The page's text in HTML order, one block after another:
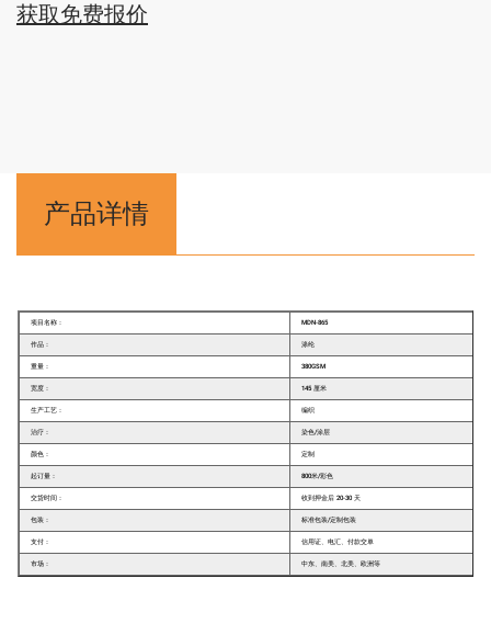
获取免费报价
产品详情
项目名称： MDN-865
作品： 涤纶
重量： 380GSM
宽度： 145 厘米
生产工艺： 编织
治疗： 染色/涂层
颜色： 定制
起订量： 800米/彩色
交货时间： 收到押金后 20-30 天
包装： 标准包装/定制包装
支付： 信用证、电汇、付款交单
市场： 中东、南美、北美、欧洲等